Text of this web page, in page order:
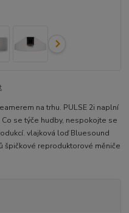
na trhu. PULSE 2i naplní
se týče hudby, nespokojte se
vlajková loď Bluesound
špičkové reproduktorové měniče